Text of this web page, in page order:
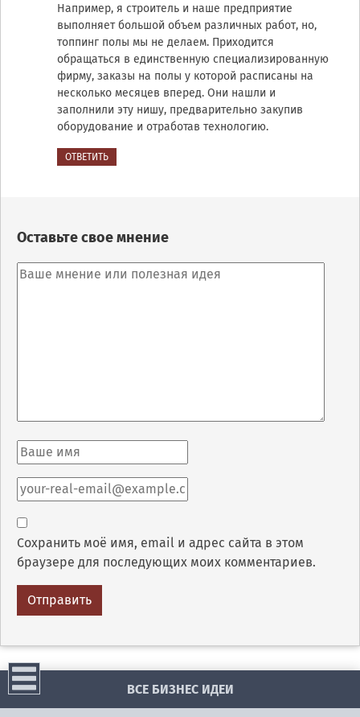
Например, я строитель и наше предприятие
выполняет большой объем различных работ, но,
топпинг полы мы не делаем. Приходится
обращаться в единственную специализированную
фирму, заказы на полы у которой расписаны на
несколько месяцев вперед. Они нашли и
заполнили эту нишу, предварительно закупив
оборудование и отработав технологию.
ОТВЕТИТЬ
Оставьте свое мнение
Сохранить моё имя, email и адрес сайта в этом
браузере для последующих моих комментариев.
ВСЕ БИЗНЕС ИДЕИ